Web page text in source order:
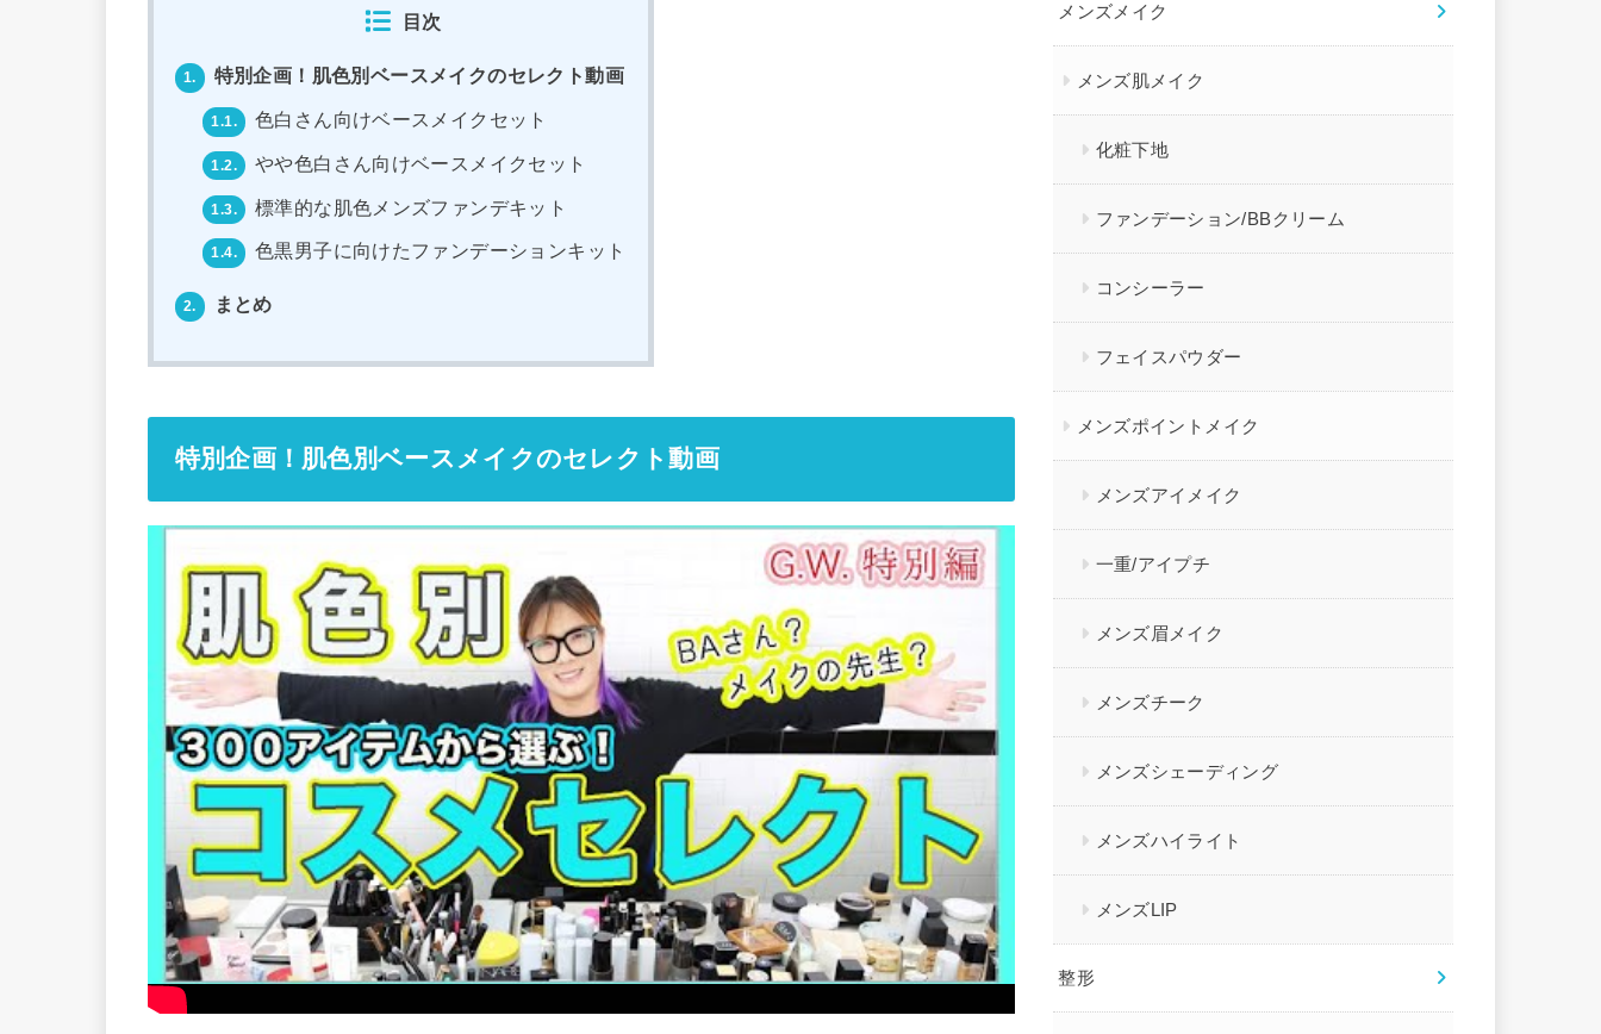
目次
1. 特別企画！肌色別ベースメイクのセレクト動画
1.1. 色白さん向けベースメイクセット
1.2. やや色白さん向けベースメイクセット
1.3. 標準的な肌色メンズファンデキット
1.4. 色黒男子に向けたファンデーションキット
2. まとめ
特別企画！肌色別ベースメイクのセレクト動画
メンズメイク
メンズ肌メイク
化粧下地
ファンデーション/BBクリーム
コンシーラー
フェイスパウダー
メンズポイントメイク
メンズアイメイク
一重/アイプチ
メンズ眉メイク
メンズチーク
メンズシェーディング
メンズハイライト
メンズLIP
整形